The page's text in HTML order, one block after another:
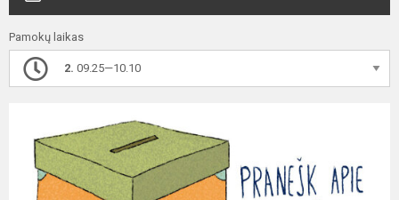
Pamokų laikas
2. 09.25—10.10